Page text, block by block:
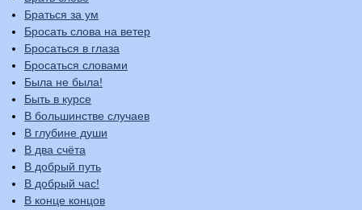
Браться за ум
Бросать слова на ветер
Бросаться в глаза
Бросаться словами
Была не была!
Быть в курсе
В большинстве случаев
В глубине души
В два счёта
В добрый путь
В добрый час!
В конце концов